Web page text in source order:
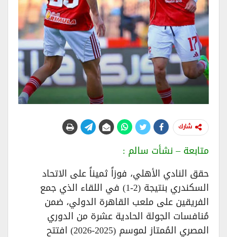
شارك
متابعة – نشأت سالم :
حقق النادي الأهلي، فوزاً ثميناً على الاتحاد
السكندري بنتيجة (2-1) في اللقاء الذي جمع
الفريقين على ملعب القاهرة الدولي، ضمن
مُنافسات الجولة الحادية عشرة من الدوري
المصري المُمتاز لموسم (2025-2026) افتتح